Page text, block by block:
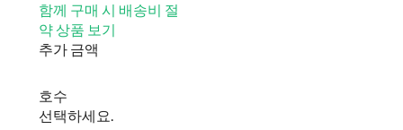
함께 구매 시 배송비 절
약 상품 보기
추가 금액
호수
선택하세요.